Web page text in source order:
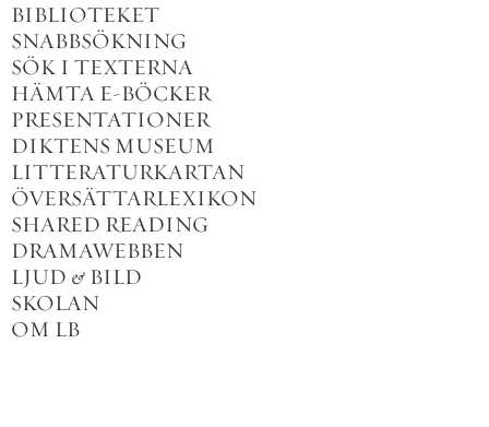
BIBLIOTEKET
SNABBSÖKNING
SÖK I TEXTERNA
HÄMTA E-BÖCKER
PRESENTATIONER
DIKTENS MUSEUM
LITTERATURKARTAN
ÖVERSÄTTARLEXIKON
SHARED READING
DRAMAWEBBEN
LJUD & BILD
SKOLAN
OM LB